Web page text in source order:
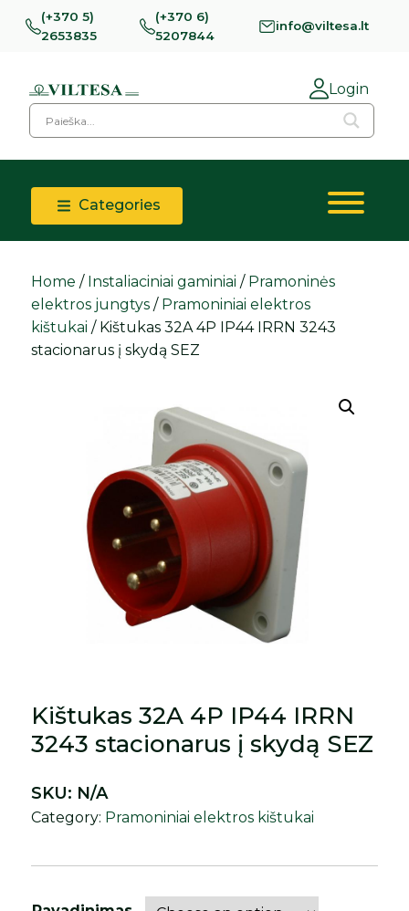
(+370 5)
2653835
(+370 6)
5207844
info@viltesa.lt
Login
Categories
Home / Instaliaciniai gaminiai / Pramoninės
elektros jungtys / Pramoniniai elektros
kištukai / Kištukas 32A 4P IP44 IRRN 3243
stacionarus į skydą SEZ
Kištukas 32A 4P IP44 IRRN
3243 stacionarus į skydą SEZ
SKU: N/A
Category: Pramoniniai elektros kištukai